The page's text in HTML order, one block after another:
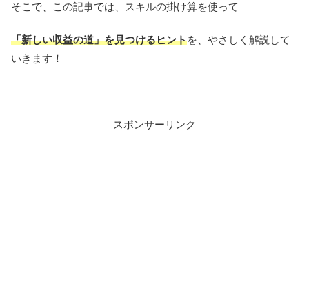
そこで、この記事では、スキルの掛け算を使って
「新しい収益の道」を見つけるヒントを、やさしく解説して
いきます！
スポンサーリンク